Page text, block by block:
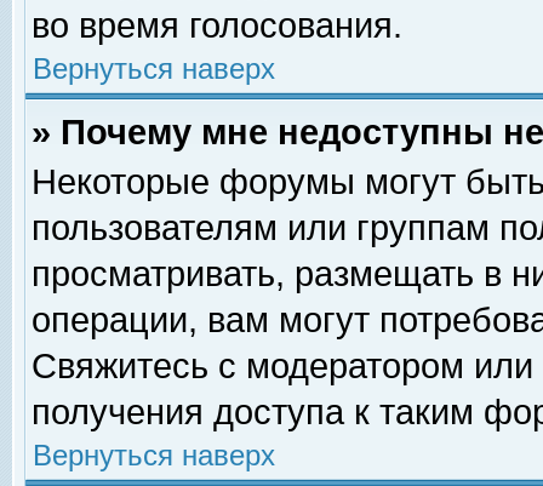
во время голосования.
Вернуться наверх
» Почему мне недоступны
Некоторые форумы могут
пользователям или группам
просматривать, размещать в
операции, вам могут
Свяжитесь с модератором
получения доступа к таким
Вернуться наверх